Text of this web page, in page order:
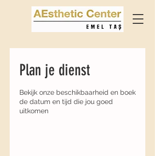
Plan je dienst
Bekijk onze beschikbaarheid en boek
de datum en tijd die jou goed
uitkomen